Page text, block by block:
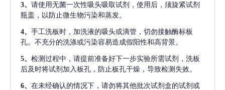
3、 请使用无菌一次性吸头吸取试剂，使用后，须旋紧试剂
瓶盖，以防止微生物污染和蒸发。
4、 手工洗板时，加洗液的吸头或滴管，切勿接触酶标板
孔。不充分的洗涤或污染容易造成假阳性和高背景。
5、 检测过程中，请提前准备好下一步实验所需试剂，洗板
后及时将试剂加入板孔，防止板孔干燥，导致检测失效。
6、 在未经确认的情况下，请勿将其他批次试剂盒的试剂或